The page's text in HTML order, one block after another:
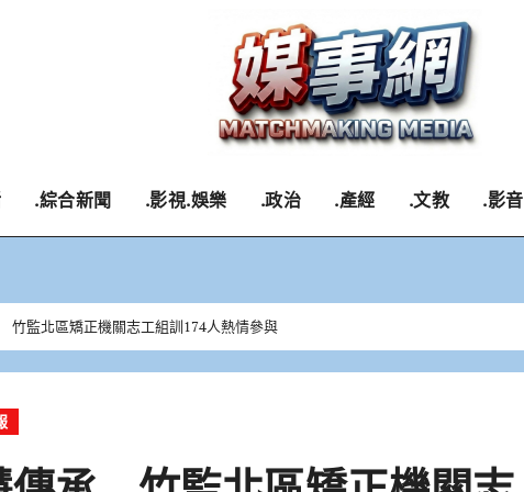
.綜合新聞 .影視.娛樂 .政治 .產經 .文教 .影音
監北區矯正機關志工組訓174人熱情參與